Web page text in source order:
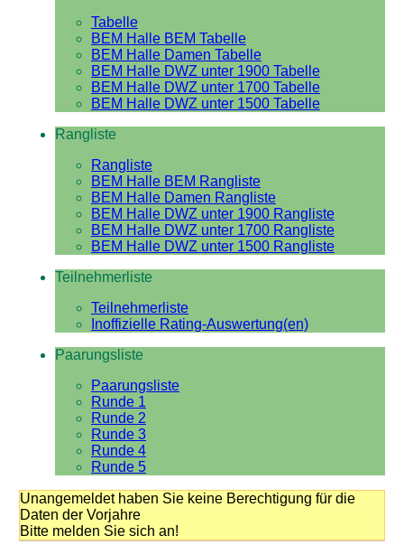
Tabelle
BEM Halle BEM Tabelle
BEM Halle Damen Tabelle
BEM Halle DWZ unter 1900 Tabelle
BEM Halle DWZ unter 1700 Tabelle
BEM Halle DWZ unter 1500 Tabelle
Rangliste
Rangliste
BEM Halle BEM Rangliste
BEM Halle Damen Rangliste
BEM Halle DWZ unter 1900 Rangliste
BEM Halle DWZ unter 1700 Rangliste
BEM Halle DWZ unter 1500 Rangliste
Teilnehmerliste
Teilnehmerliste
Inoffizielle Rating-Auswertung(en)
Paarungsliste
Paarungsliste
Runde 1
Runde 2
Runde 3
Runde 4
Runde 5
Unangemeldet haben Sie keine Berechtigung für die
Daten der Vorjahre
Bitte melden Sie sich an!